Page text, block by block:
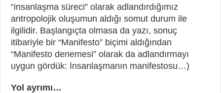
“insanlaşma süreci” olarak adlandırdığımız
antropolojik oluşumun aldığı somut durum ile
ilgilidir. Başlangıçta olmasa da yazı, sonuç
itibariyle bir “Manifesto” biçimi aldığından
“Manifesto denemesi” olarak da adlandırmayı
uygun gördük: İnsanlaşmanın manifestosu…)
Yol ayrımı…